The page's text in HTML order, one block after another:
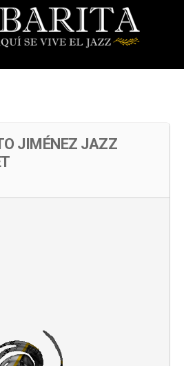
JIMÉNEZ JAZZ